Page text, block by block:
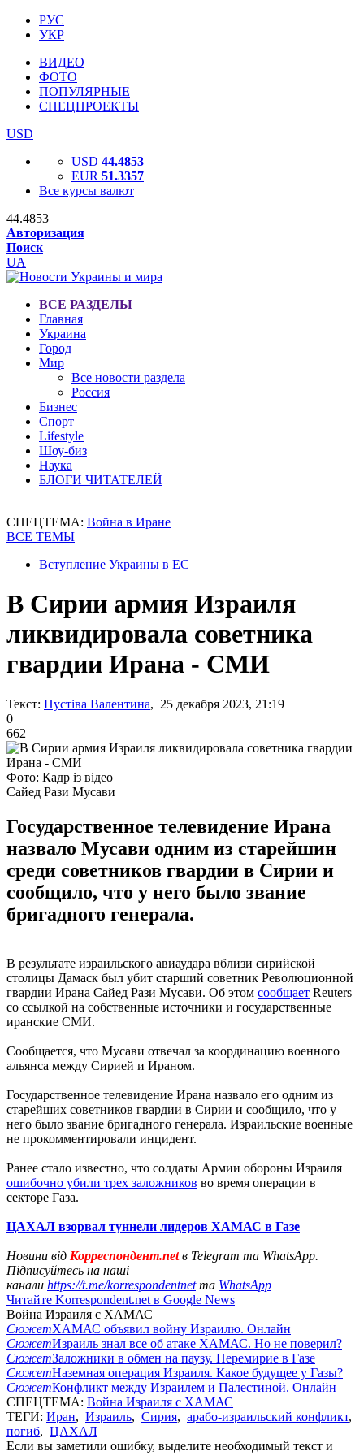
РУС
УКР
ВИДЕО
ФОТО
ПОПУЛЯРНЫЕ
СПЕЦПРОЕКТЫ
USD
USD 44.4853
EUR 51.3357
Все курсы валют
44.4853
Авторизация
Поиск
UA
ВСЕ РАЗДЕЛЫ
Главная
Украина
Город
Мир
Все новости раздела
Россия
Бизнес
Спорт
Lifestyle
Шоу-биз
Наука
БЛОГИ ЧИТАТЕЛЕЙ
СПЕЦТЕМА: Война в Иране
ВСЕ ТЕМЫ
Вступление Украины в ЕС
В Сирии армия Израиля
ликвидировала советника
гвардии Ирана - СМИ
Текст: Пустіва Валентина, 25 декабря 2023, 21:19
0
662
Фото: Кадр із відео
Сайед Рази Мусави
Государственное телевидение Ирана
назвало Мусави одним из старейшин
среди советников гвардии в Сирии и
сообщило, что у него было звание
бригадного генерала.
В результате израильского авиаудара вблизи сирийской
столицы Дамаск был убит старший советник Революционной
гвардии Ирана Сайед Рази Мусави. Об этом сообщает Reuters
со ссылкой на собственные источники и государственные
иранские СМИ.
Сообщается, что Мусави отвечал за координацию военного
альянса между Сирией и Ираном.
Государственное телевидение Ирана назвало его одним из
старейших советников гвардии в Сирии и сообщило, что у
него было звание бригадного генерала. Израильские военные
не прокомментировали инцидент.
Ранее стало известно, что солдаты Армии обороны Израиля
ошибочно убили трех заложников во время операции в
секторе Газа.
ЦАХАЛ взорвал туннели лидеров ХАМАС в Газе
Новини від Корреспондент.netв Telegram та WhatsApp.
Підписуйтесь на наші
канали https://t.me/korrespondentnetта WhatsApp
Читайте Korrespondent.net в Google News
Война Израиля с ХАМАС
СюжетХАМАС объявил войну Израилю. Онлайн
СюжетИзраиль знал все об атаке ХАМАС. Но не поверил?
СюжетЗаложники в обмен на паузу. Перемирие в Газе
СюжетНаземная операция Израиля. Какое будущее у Газы?
СюжетКонфликт между Израилем и Палестиной. Онлайн
СПЕЦТЕМА: Война Израиля с ХАМАС
ТЕГИ: Иран, Израиль, Сирия, арабо-израильский конфликт,
погиб, ЦАХАЛ
Если вы заметили ошибку, выделите необходимый текст и